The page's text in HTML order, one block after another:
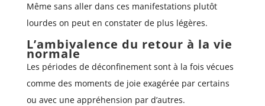
Même sans aller dans ces manifestations plutôt
lourdes on peut en constater de plus légères.
L’ambivalence du retour à la vie
normale
Les périodes de déconfinement sont à la fois vécues
comme des moments de joie exagérée par certains
ou avec une appréhension par d’autres.